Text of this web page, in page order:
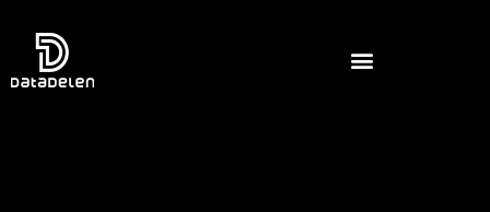
innehåll